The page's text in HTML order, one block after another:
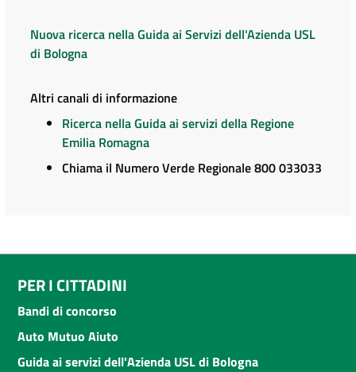
Nuova ricerca nella Guida ai Servizi dell'Azienda USL
di Bologna
Altri canali di informazione
Ricerca nella Guida ai servizi della Regione
Emilia Romagna
Chiama il Numero Verde Regionale 800 033033
PER I CITTADINI
Bandi di concorso
Auto Mutuo Aiuto
Guida ai servizi dell'Azienda USL di Bologna